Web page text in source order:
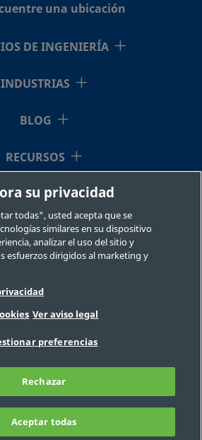
- - -
-
- - -
una ubicación
DE INGENIERÍA
INDUSTRIAS
BLOG
RECURSOS
SOMOS
Todos los derechos reservados.
fiable de un componente
Legal
Imprimir
Frecuentes
Mapa del sitio
Preferencias de cookies
ni comparta mi información
personal
su privacidad
todas", usted acepta que se
similares en su dispositivo
analizar el uso del sitio y
esfuerzos dirigidos al marketing y
Ver aviso legal
preferencias
Rechazar
Aceptar todas